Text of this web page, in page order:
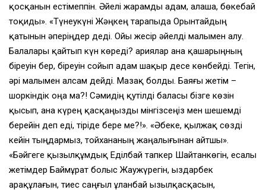
қосқанын естімеппін. Әйелі жарамды адам, алаша, бөкебай
тоқиды». «Түнеукүні Жәңкең тарапыда Орынтайдың
қатынын әперіңдер деді. Ойы жесір әйелді малымен алу.
Балалары қайтып күн көреді? Қариялар ана қашарыңның
біреуін бер, біреуін сойып адам шақыр десе көнбейді. Тегін,
әрі малымен алсам дейді. Мазақ болды. Баяғы жетім –
шоркіндік оңа ма?! Сәмидің қутілді баласы бізге көзін
қысып, ана күрең қасқаңызды мінгізсеңіз мен шешемді
берейін деп еді, тіріде бере ме?!». «Әбеке, қылжақ сөзді
кейін тыңдармыз, тойхананың жаңалығынан айтшы».
«Бәйгеге қызылқұмдық Еділбай тапкер Шайтанкөгін, есалы
жетімдер Баймұрат болыс Жаужүрегін, Қыздарбек
Қарақұлағын, тиес саңғыл Құланбай Қызылқасқасын,